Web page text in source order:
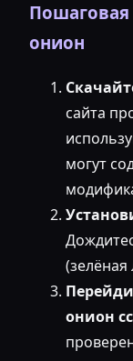
Пошаговая
онион
сайта
могут
(зелёная
онион